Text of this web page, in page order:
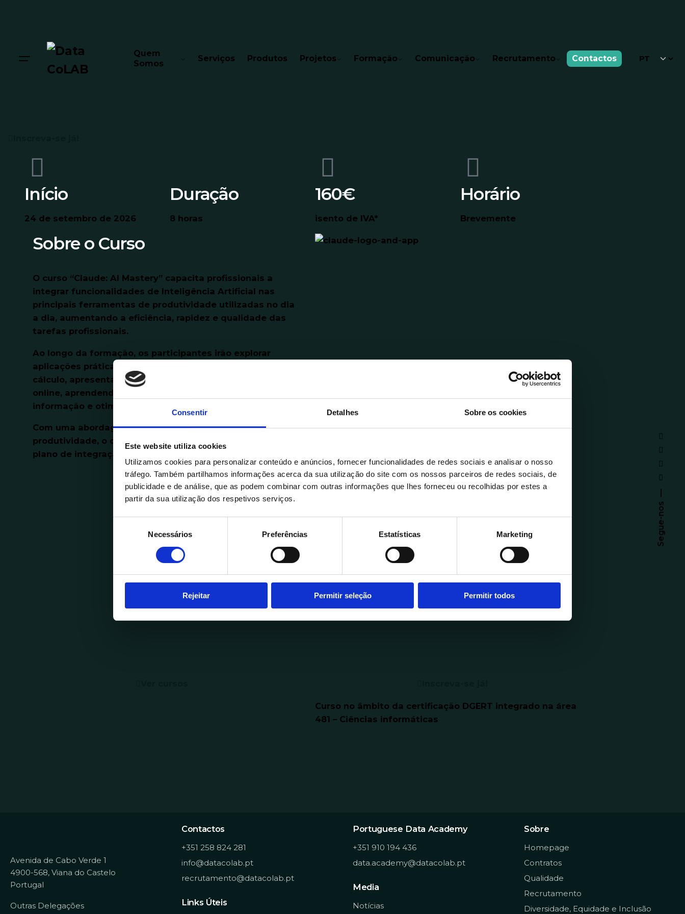
Consentir Detalhes Sobre os cookies
Este website utiliza cookies
Utilizamos cookies para personalizar conteúdo e anúncios, fornecer funcionalidades de redes sociais e analisar o nosso
tráfego. Também partilhamos informações acerca da sua utilização do site com os nossos parceiros de redes sociais, de
publicidade e de análise, que as podem combinar com outras informações que lhes forneceu ou recolhidas por estes a
partir da sua utilização dos respetivos serviços.
e
Necessários Preferências Estatísticas Marketing
Rejeitar Permitir seleção Permitir todos
Segue-nos
Quem
Somos
Serviços Produtos Projetos Formação Comunicação Recrutamento Contactos
Início
24 de setembro de 2026
Duração
8 horas
160€
isento de IVA*
Horário
Brevemente
Sobre o Curso
O curso “Claude: AI Mastery” capacita profissionais a
integrar funcionalidades de Inteligência Artificial nas
principais ferramentas de produtividade utilizadas no dia
a dia, aumentando a eficiência, rapidez e qualidade das
tarefas profissionais.
Ao longo da formação, os participantes irão explorar
aplicações práticas de IA em documentos, folhas de
cálculo, apresentações, emails, reuniões e colaboração
online, aprendendo a automatizar processos, analisar
informação e otimizar a comunicação.
Com uma abordagem prática e orientada para
produtividade, o curso termina com a definição de um
plano de integração da IA na rotina diária de trabalho.
Curso no âmbito da certificação DGERT integrado na área
481 – Ciências informáticas
Avenida de Cabo Verde 1
4900-568, Viana do Castelo
Portugal
Outras Delegações
Contactos
+351 258 824 281
info@datacolab.pt
recrutamento@datacolab.pt
Links Úteis
Portuguese Data Academy
+351 910 194 436
data.academy@datacolab.pt
Media
Notícias
Sobre
Homepage
Contratos
Qualidade
Recrutamento
Diversidade, Equidade e Inclusão